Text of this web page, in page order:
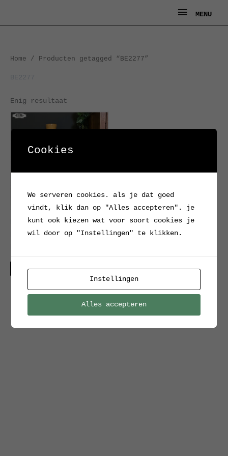
MENU
MENU
Home / Producten getagged “BE2277”
Enig resultaat
Hoge vaas van
berkenhout, deels met
Verkocht
Cookies
We serveren cookies. als je dat goed
vindt, klik dan op "Alles accepteren". je
kunt ook kiezen wat voor soort cookies je
wil door op "Instellingen" te klikken.
Instellingen
Alles accepteren